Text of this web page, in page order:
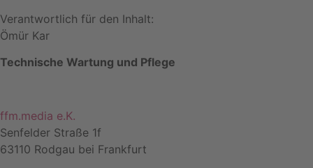
Verantwortlich für den Inhalt:
Ömür Kar
Technische Wartung und Pflege
ffm.media e.K.
Senfelder Straße 1f
63110 Rodgau bei Frankfurt